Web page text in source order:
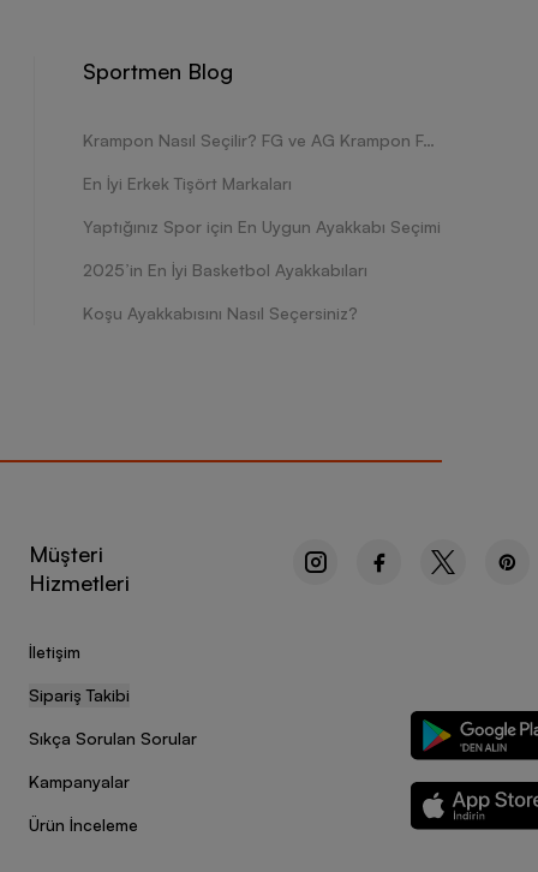
Sportmen Blog
Krampon Nasıl Seçilir? FG ve AG Krampon Farkları Nelerdir?
En İyi Erkek Tişört Markaları
Yaptığınız Spor için En Uygun Ayakkabı Seçimi
2025’in En İyi Basketbol Ayakkabıları
Koşu Ayakkabısını Nasıl Seçersiniz?
Müşteri
Hizmetleri
İletişim
Sipariş Takibi
Sıkça Sorulan Sorular
Kampanyalar
Ürün İnceleme